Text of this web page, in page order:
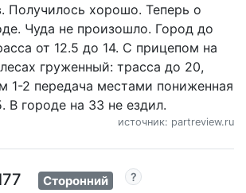
Получилось хорошо. Теперь о
Чуда не произошло. Город до
от 12.5 до 14. С прицепом на
груженный: трасса до 20,
1-2 передача местами пониженная
В городе на 33 не ездил.
источник: partreview.ru
Сторонний